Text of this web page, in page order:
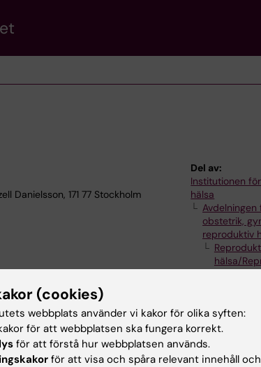
Danielsson, 171 77 Stockholm
Del av:
Institutionen
hälsa
Avdelningen
obstetrik,
reproduktiv
hälsa/
(cookies)
webbplats använder vi kakor för olika syften:
för att webbplatsen ska fungera korrekt.
för att förstå hur webbplatsen används.
för att visa och spåra relevant innehåll